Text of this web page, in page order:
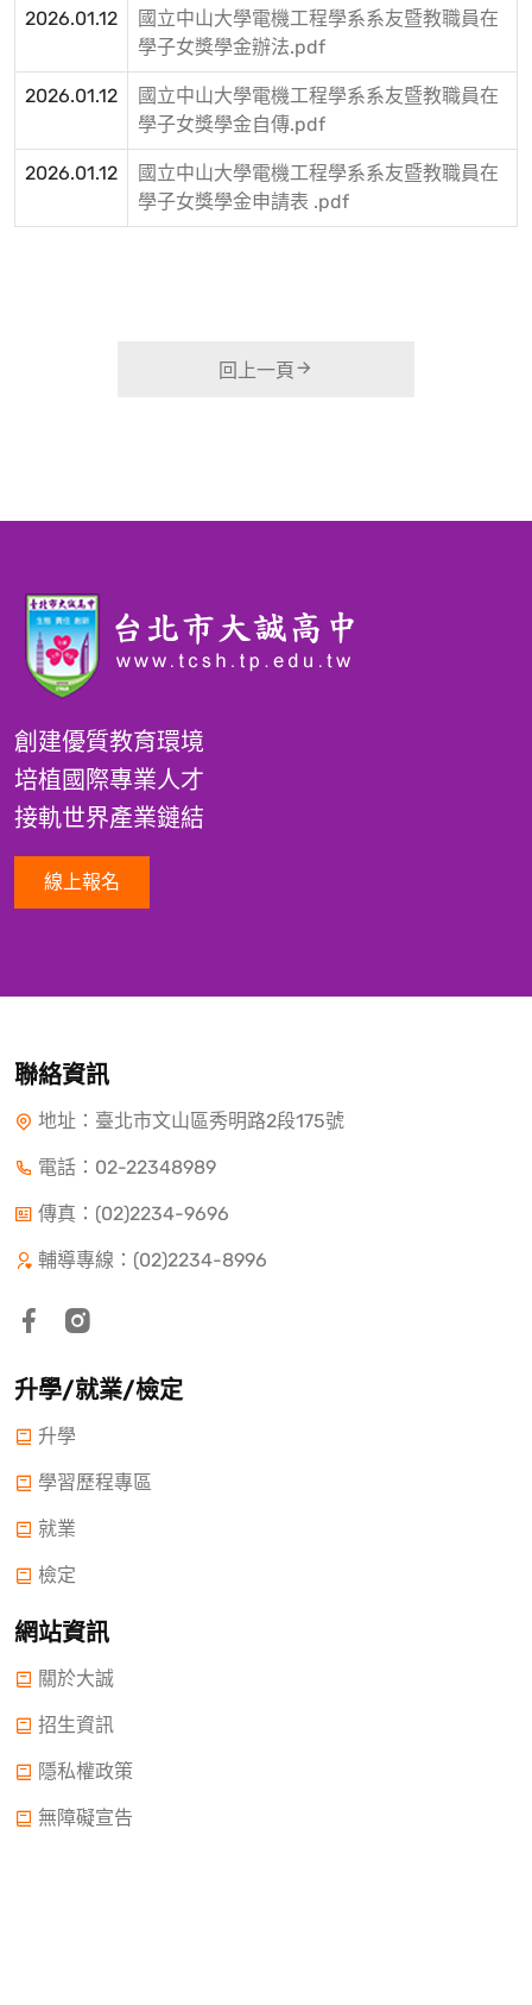
2026.01.12
國立中山大學電機工程學系系友暨教職員在
學子女獎學金辦法.pdf
2026.01.12
國立中山大學電機工程學系系友暨教職員在
學子女獎學金自傳.pdf
2026.01.12
國立中山大學電機工程學系系友暨教職員在
學子女獎學金申請表 .pdf
回上一頁
創建優質教育環境
培植國際專業人才
接軌世界產業鏈結
線上報名
聯絡資訊
地址：臺北市文山區秀明路2段175號
電話： 02-22348989
傳真：(02)2234-9696
輔導專線：(02)2234-8996
升學/就業/檢定
升學
學習歷程專區
就業
檢定
網站資訊
關於大誠
招生資訊
隱私權政策
無障礙宣告